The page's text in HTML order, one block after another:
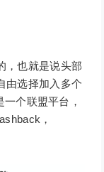
，也就是说头部
由选择加入多个
个联盟平台，
，